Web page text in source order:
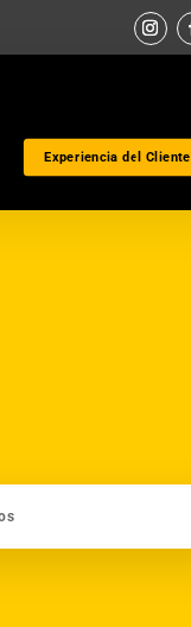
Experiencia del Cliente